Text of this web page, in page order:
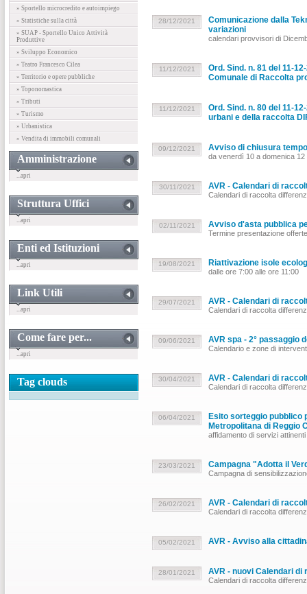
» Sportello microcredito e autoimpiego
» Statistiche sulla città
» SUAP - Sportello Unico Attività
Produttive
» Sviluppo Economico
» Teatro Francesco Cilea
» Territorio e opere pubbliche
» Toponomastica
» Tributi
» Turismo
» Urbanistica
» Vendita di immobili comunali
Amministrazione
...apri
Struttura Uffici
...apri
Enti ed Istituzioni
...apri
Link Utili
...apri
Come fare per...
...apri
Tag clouds
28/12/2021
Comunicazione dalla
variazioni
calendari provvisori di
11/12/2021
Ord. Sind. n. 81 del 11-
Comunale di Raccolta
11/12/2021
Ord. Sind. n. 80 del 11-
urbani e della raccolta
09/12/2021 Avviso di chiusura
da venerdì 10 a domenica
30/11/2021 AVR - Calendari di
Calendari di raccolta
02/11/2021 Avviso d'asta pubblica
Termine presentazione
19/08/2021 Riattivazione isole
dalle ore 7:00 alle ore 11:00
29/07/2021 AVR - Calendari di
Calendari di raccolta
09/06/2021 AVR spa - 2° passaggio
Calendario e zone di
30/04/2021 AVR - Calendari di
Calendari di raccolta
06/04/2021
Esito sorteggio pubblico
Metropolitana di Reggio
affidamento di servizi
23/03/2021 Campagna "Adotta il
Campagna di
26/02/2021 AVR - Calendari di
Calendari di raccolta
05/02/2021 AVR - Avviso alla
28/01/2021 AVR - nuovi Calendari
Calendari di raccolta